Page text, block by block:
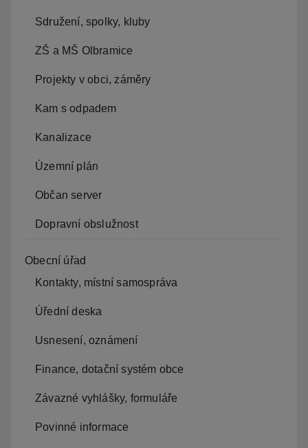
Sdružení, spolky, kluby
ZŠ a MŠ Olbramice
Projekty v obci, záměry
Kam s odpadem
Kanalizace
Územní plán
Občan server
Dopravní obslužnost
Obecní úřad
Kontakty, místní samospráva
Úřední deska
Usnesení, oznámení
Finance, dotační systém obce
Závazné vyhlášky, formuláře
Povinné informace